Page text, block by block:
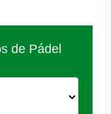
de Pádel